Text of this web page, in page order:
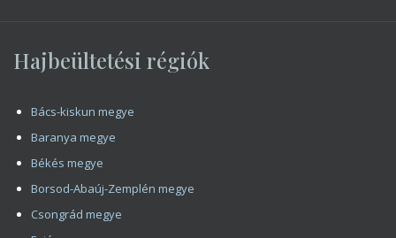
Csongrád megye
Győr-Moson-Sopron megye
Hajdú-Bihar megye
Heves megye
Jász-Nagykun-Szolnok megye
Komárom-Esztergom megye